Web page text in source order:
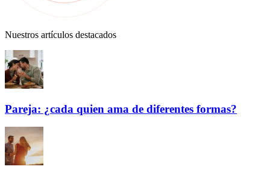
Nuestros artículos destacados
Pareja: ¿cada quien ama de diferentes formas?